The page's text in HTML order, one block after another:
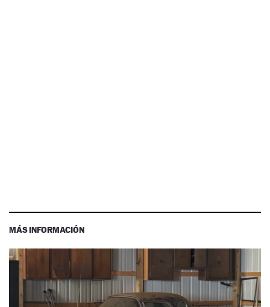
MÁS INFORMACIÓN